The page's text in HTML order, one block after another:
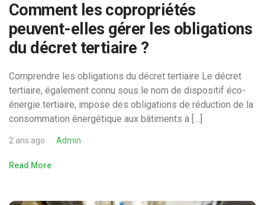
Comment les copropriétés
peuvent-elles gérer les obligations
du décret tertiaire ?
Comprendre les obligations du décret tertiaire Le décret
tertiaire, également connu sous le nom de dispositif éco-
énergie tertiaire, impose des obligations de réduction de la
consommation énergétique aux bâtiments à […]
2 ans ago Admin
Read More